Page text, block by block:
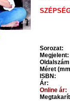
Sorozat:
Megjelent:
Méret
ISBN:
Ár:
Online ár: